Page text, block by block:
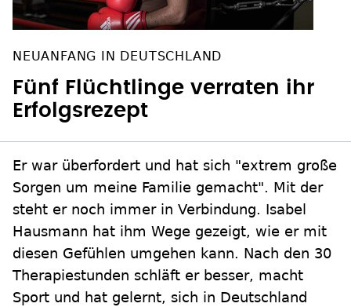
NEUANFANG IN DEUTSCHLAND
Fünf Flüchtlinge verraten ihr
Erfolgsrezept
Er war überfordert und hat sich "extrem große
Sorgen um meine Familie gemacht". Mit der
steht er noch immer in Verbindung. Isabel
Hausmann hat ihm Wege gezeigt, wie er mit
diesen Gefühlen umgehen kann. Nach den 30
Therapiestunden schläft er besser, macht
Sport und hat gelernt, sich in Deutschland